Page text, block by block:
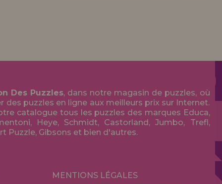
Des Puzzles, dans notre magasin de puzzles, où
des puzzles en ligne aux meilleurs prix sur Internet.
catalogue tous les puzzles des marques Educa,
Heye, Schmidt, Castorland, Jumbo, Trefl,
Puzzle, Gibsons et bien d'autres.
MENTIONS LÉGALES